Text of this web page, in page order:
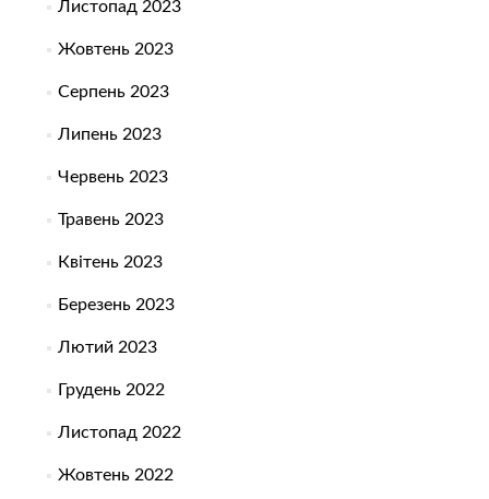
Листопад 2023
Жовтень 2023
Серпень 2023
Липень 2023
Червень 2023
Травень 2023
Квітень 2023
Березень 2023
Лютий 2023
Грудень 2022
Листопад 2022
Жовтень 2022